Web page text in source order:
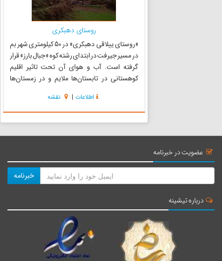
روستای دهبکری
«روستای ییلاقی دهبکری» در 50 کیلومتری شهر بم
در مسیر جیرفت در ابتدای رشته کوه «جبال بارز» قرار
گرفته است. آب و هوای آن تحت تاثیر اقلیم
کوهستانی در تابستان‌ها ملایم و در زمستان‌ها
یکی از بزرگان طایفه‌ای بوده است و این روستای
ییلاقی به نام ...
اطلاعات | نقشه
عضویت در خبرنامه
خبرنامه
درباره تیشینه